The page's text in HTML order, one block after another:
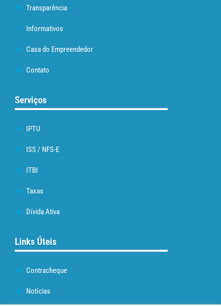
Transparência
Informativos
Casa do Empreendedor
Contato
Serviços
IPTU
ISS / NFS-E
ITBI
Taxas
Dívida Ativa
Links Úteis
Contracheque
Notícias